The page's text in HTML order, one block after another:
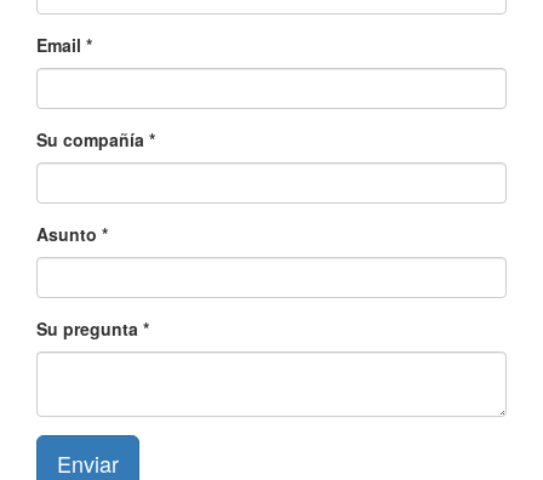
Email
Su compañía
Asunto
Su pregunta
Enviar